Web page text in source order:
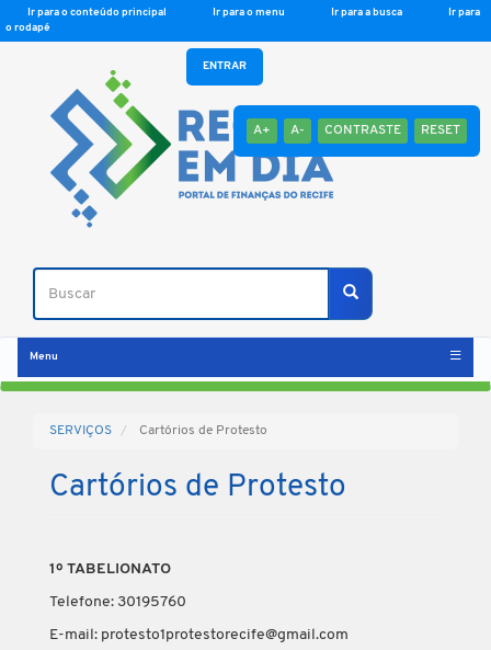
Ir para o conteúdo principal Ir para o menu Ir para a busca
Ir para
o rodapé
A+ A- CONTRASTE RESET
Buscar
Buscar
ENTRAR
Menu
SERVIÇOS Cartórios de Protesto
Cartórios de Protesto
1º TABELIONATO
Telefone: 30195760
E-mail: protesto1protestorecife@gmail.com